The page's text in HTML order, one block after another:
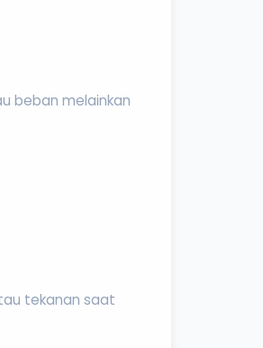
beban melainkan
tekanan saat